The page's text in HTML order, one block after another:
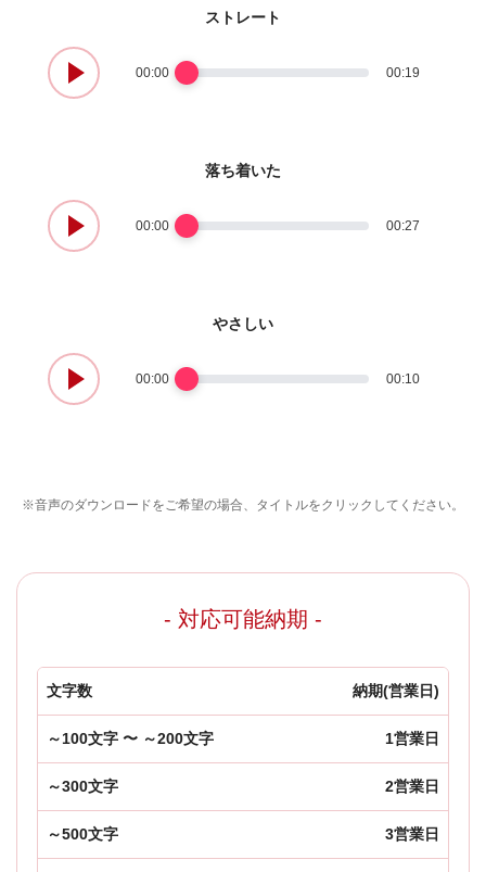
ストレート
00:00 00:19
落ち着いた
00:00 00:27
やさしい
00:00 00:10
※音声のダウンロードをご希望の場合、タイトルをクリックしてください。
- 対応可能納期 -
文字数 納期(営業日)
～100文字 〜 ～200文字 1営業日
～300文字 2営業日
～500文字 3営業日